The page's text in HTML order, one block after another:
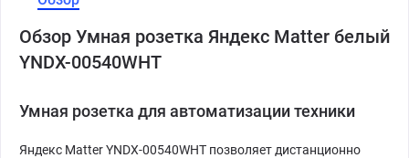
Обзор Умная розетка Яндекс Matter белый
YNDX-00540WHT
Умная розетка для автоматизации техники
Яндекс Matter YNDX-00540WHT позволяет дистанционно